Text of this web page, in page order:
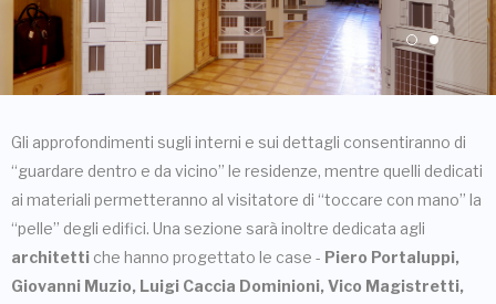
Gli approfondimenti sugli interni e sui dettagli consentiranno di
“guardare dentro e da vicino” le residenze, mentre quelli dedicati
ai materiali permetteranno al visitatore di “toccare con mano” la
“pelle” degli edifici. Una sezione sarà inoltre dedicata agli
architetti che hanno progettato le case - Piero Portaluppi,
Giovanni Muzio, Luigi Caccia Dominioni, Vico Magistretti,